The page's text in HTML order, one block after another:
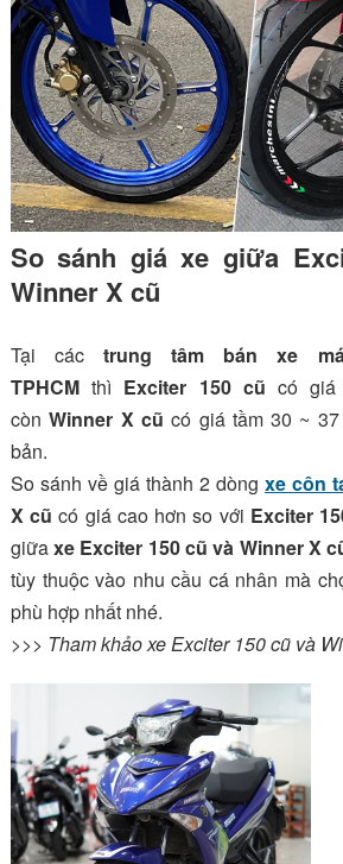
So sánh giá xe giữa
Winner X cũ
Tại cáctrung tâm bán xe
TPHCMthì Exciter 150 cũ có giá
cònWinner X cũ có giá tầm 30 ~
bản.
So sánh về giá thành 2 dòng xe côn
X cũ có giá cao hơn so với Exciter
giữaxe Exciter 150 cũ và Winner X
tùy thuộc vào nhu cầu cá nhân mà
phù hợp nhất nhé.
>>> Tham khảo xe Exciter 150 cũ và